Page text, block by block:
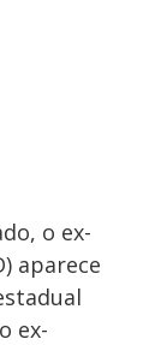
o ex-
aparece
ex-